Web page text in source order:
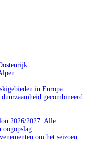
in Europa
gecombineerd
2026/2027: Alle
oogopslag
om het seizoen